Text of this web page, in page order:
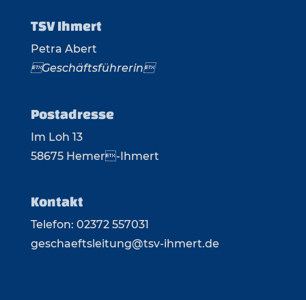
TSV Ihmert
Petra Abert
Geschäftsführerin
Postadresse
Im Loh 13
58675 Hemer-Ihmert
Kontakt
Telefon: 02372 557031
geschaeftsleitung@tsv-ihmert.de